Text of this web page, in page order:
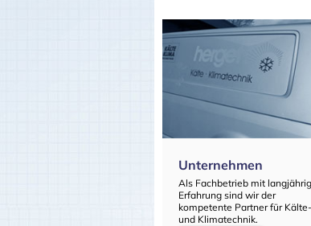
Unternehmen
Als Fachbetrieb mit
Erfahrung sind wir der
kompetente Partner für Kälte-
und Klimatechnik.